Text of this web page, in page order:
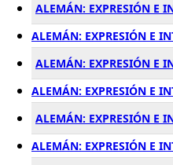
ALEMÁN: EXPRESIÓN E
ALEMÁN: EXPRESIÓN E
ALEMÁN: EXPRESIÓN E
ALEMÁN: EXPRESIÓN E
ALEMÁN: EXPRESIÓN E
ALEMÁN: EXPRESIÓN E